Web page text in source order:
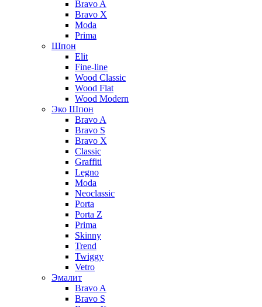
Bravo A
Bravo X
Moda
Prima
Шпон
Elit
Fine-line
Wood Classic
Wood Flat
Wood Modern
Эко Шпон
Bravo A
Bravo S
Bravo X
Classic
Graffiti
Legno
Moda
Neoclassic
Porta
Porta Z
Prima
Skinny
Trend
Twiggy
Vetro
Эмалит
Bravo A
Bravo S